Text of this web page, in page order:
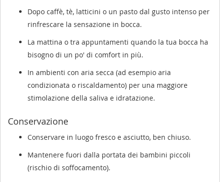
Dopo caffè, tè, latticini o un pasto dal gusto intenso per
rinfrescare la sensazione in bocca.
La mattina o tra appuntamenti quando la tua bocca ha
bisogno di un po' di comfort in più.
In ambienti con aria secca (ad esempio aria
condizionata o riscaldamento) per una maggiore
stimolazione della saliva e idratazione.
Conservazione
Conservare in luogo fresco e asciutto, ben chiuso.
Mantenere fuori dalla portata dei bambini piccoli
(rischio di soffocamento).